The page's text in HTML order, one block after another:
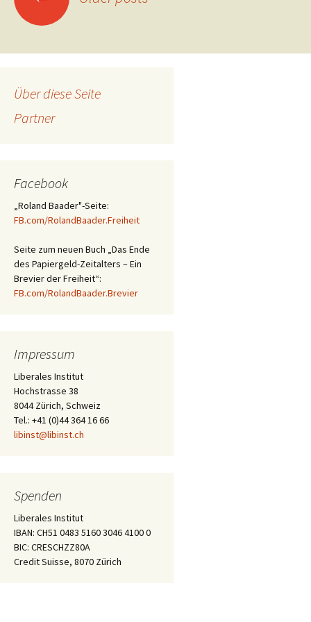
Posts
Über diese Seite
Partner
Facebook
„Roland Baader"-Seite:
FB.com/RolandBaader.Freiheit
Seite zum neuen Buch „Das Ende
des Papiergeld-Zeitalters – Ein
Brevier der Freiheit“:
FB.com/RolandBaader.Brevier
Impressum
Liberales Institut
Hochstrasse 38
8044 Zürich, Schweiz
Tel.: +41 (0)44 364 16 66
libinst@libinst.ch
Spenden
Liberales Institut
IBAN: CH51 0483 5160 3046 4100 0
BIC: CRESCHZZ80A
Credit Suisse, 8070 Zürich